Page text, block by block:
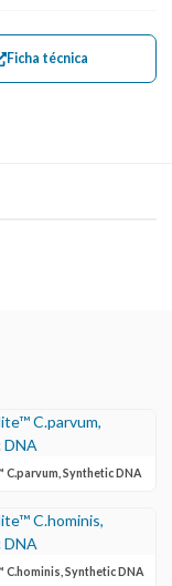
Ficha técnica
C.parvum, Synthetic DNA
C.hominis, Synthetic DNA